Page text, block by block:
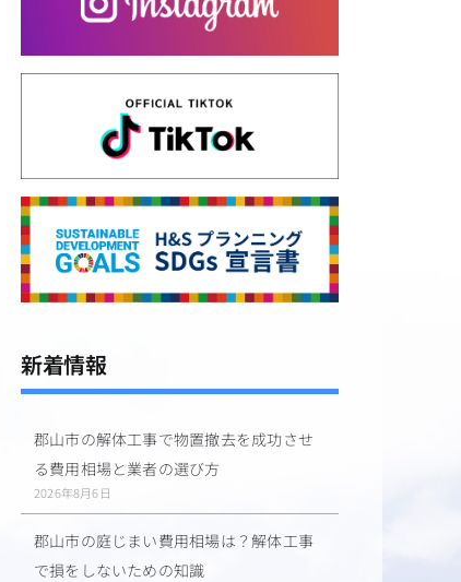
新着情報
郡山市の解体工事で物置撤去を成功させ
る費用相場と業者の選び方
2026年8月6日
郡山市の庭じまい費用相場は？解体工事
で損をしないための知識